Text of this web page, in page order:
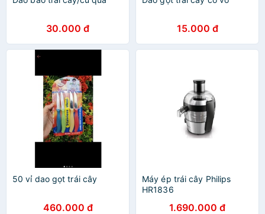
30.000 đ 15.000 đ
50 vỉ dao gọt trái cây
460.000 đ
Máy ép trái cây Philips
HR1836
1.690.000 đ